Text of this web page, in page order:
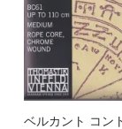
ベルカント コン